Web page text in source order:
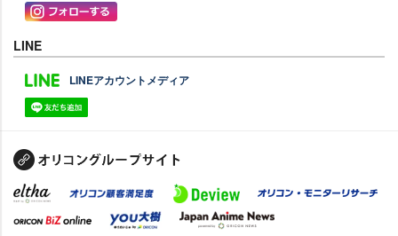
LINE
LINEアカウントメディア